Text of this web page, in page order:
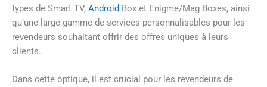
types de Smart TV, Android Box et Enigme/Mag Boxes, ainsi
qu’une large gamme de services personnalisables pour les
revendeurs souhaitant offrir des offres uniques à leurs
clients.
Dans cette optique, il est crucial pour les revendeurs de